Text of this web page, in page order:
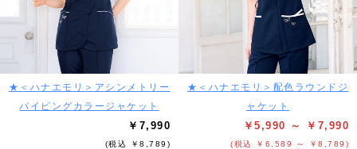
★＜ハナエモリ＞アシンメトリー
パイピングカラージャケット
￥7,990
(税込 ￥8,789)
★＜ハナエモリ＞配色ラウンドジ
ャケット
￥5,990 ～ ￥7,990
(税込 ￥6,589 ～ ￥8,789)